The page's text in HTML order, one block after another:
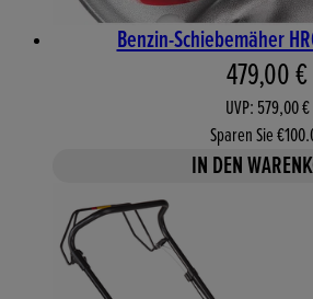
Benzin-Schiebemäher
479,00 €
UVP: 579,00 €
Sparen Sie
IN DEN